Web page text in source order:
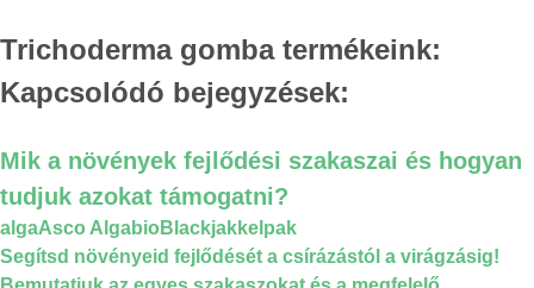
Trichoderma gomba termékeink:
Kapcsolódó bejegyzések:
Mik a növények fejlődési szakaszai és hogyan
tudjuk azokat támogatni?
algaAsco Algabio Blackjakkelpak
Segítsd növényeid fejlődését a csírázástól a virágzásig!